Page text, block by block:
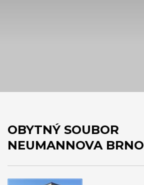
OBYTNÝ SOUBOR
NEUMANNOVA BRNO